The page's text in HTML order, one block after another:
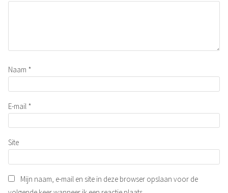
Naam *
E-mail *
Site
Mijn naam, e-mail en site in deze browser opslaan voor de